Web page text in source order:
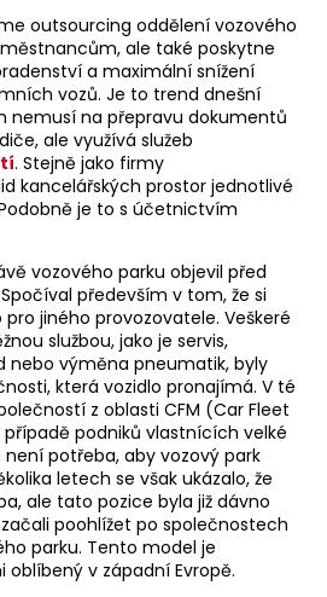
outsourcing oddělení vozového
ale také poskytne
a maximální snížení
vozů. Je to trend dnešní
nemusí na přepravu dokumentů
ale využívá služeb
. Stejně jako firmy
kancelářských prostor jednotlivé
je to s účetnictvím
vozového parku objevil před
především v tom, že si
jiného provozovatele. Veškeré
službou, jako je servis,
nebo výměna pneumatik, byly
která vozidlo pronajímá. V té
z oblasti CFM (Car Fleet
podniků vlastnících velké
není potřeba, aby vozový park
letech se však ukázalo, že
ale tato pozice byla již dávno
poohlížet po společnostech
parku. Tento model je
v západní Evropě.